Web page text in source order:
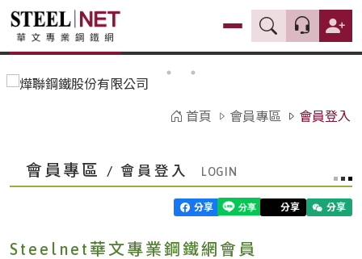
首頁 會員專區 會員登入
會員專區 / 會員登入
分享 分享 分享
Steelnet華文專業鋼鐵網會員